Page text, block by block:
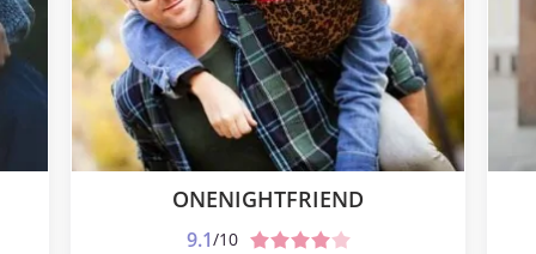
ONENIGHTFRIEND
9.1/10